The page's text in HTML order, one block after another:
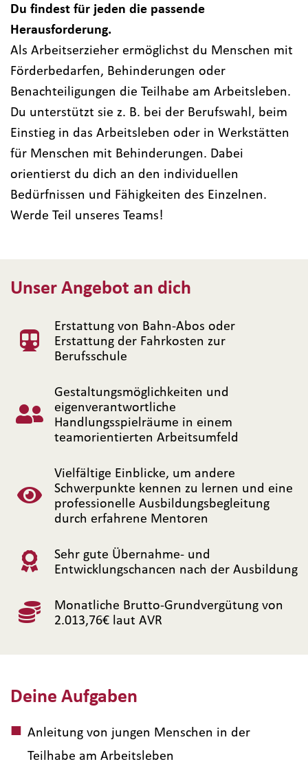
Du findest für jeden die passende
Herausforderung.
Als Arbeitserzieher ermöglichst du Menschen mit
Förderbedarfen, Behinderungen oder
Benachteiligungen die Teilhabe am Arbeitsleben.
Du unterstützt sie z. B. bei der Berufswahl, beim
Einstieg in das Arbeitsleben oder in Werkstätten
für Menschen mit Behinderungen. Dabei
orientierst du dich an den individuellen
Bedürfnissen und Fähigkeiten des Einzelnen.
Werde Teil unseres Teams!
Deine Aufgaben
Anleitung von jungen Menschen in der
Teilhabe am Arbeitsleben
Unser Angebot an dich
Erstattung von Bahn-Abos oder
Erstattung der Fahrkosten zur
Berufsschule
Gestaltungsmöglichkeiten und
eigenverantwortliche
Handlungsspielräume in einem
teamorientierten Arbeitsumfeld
Vielfältige Einblicke, um andere
Schwerpunkte kennen zu lernen und eine
professionelle Ausbildungsbegleitung
durch erfahrene Mentoren
Sehr gute Übernahme- und
Entwicklungschancen nach der Ausbildung
Monatliche Brutto-Grundvergütung von
2.013,76€ laut AVR